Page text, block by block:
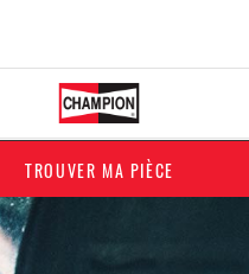
TROUVER MA PIÈCE